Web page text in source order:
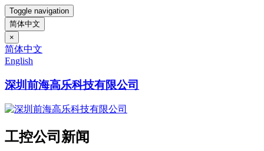
Toggle navigation
简体中文
×
简体中文
English
深圳前海高乐科技有限公司
工控公司新闻